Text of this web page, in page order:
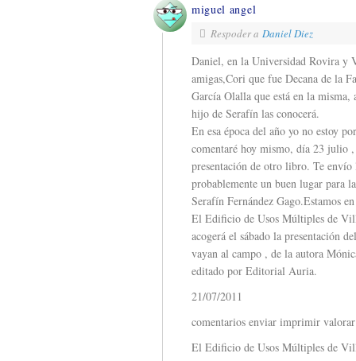
miguel angel
Respoder a Daniel Diez
Daniel, en la Universidad Rovira y
amigas,Cori que fue Decana de la
García Olalla que está en la misma,
hijo de Serafín las conocerá.
En esa época del año yo no estoy
comentaré hoy mismo, día 23 julio
presentación de otro libro. Te envío
probablemente un buen lugar para
Serafín Fernández Gago.Estamos
El Edificio de Usos Múltiples de
acogerá el sábado la presentación
vayan al campo , de la autora
editado por Editorial Auria.
21/07/2011
comentarios enviar imprimir
El Edificio de Usos Múltiples de